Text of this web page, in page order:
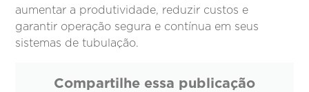
aumentar a produtividade, reduzir custos e
garantir operação segura e contínua em seus
sistemas de tubulação.
Compartilhe essa publicação